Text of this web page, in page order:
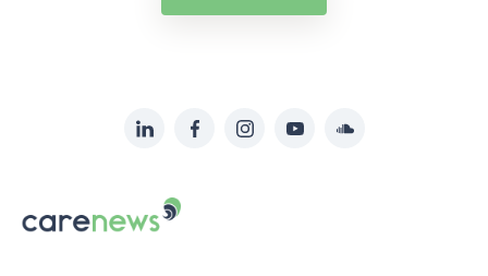
sur:
LinkedInFacebookInstagramYouTubeSoundcloud
Le